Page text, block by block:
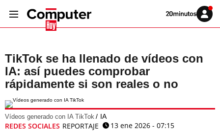
Volver
Iniciar
sesión
TikTok se ha llenado de vídeos con
IA: así puedes comprobar
rápidamente si son reales o no
Vídeos generado con IA TikTok IA
REDES SOCIALES REPORTAJE
13 ene 2026 - 07:15